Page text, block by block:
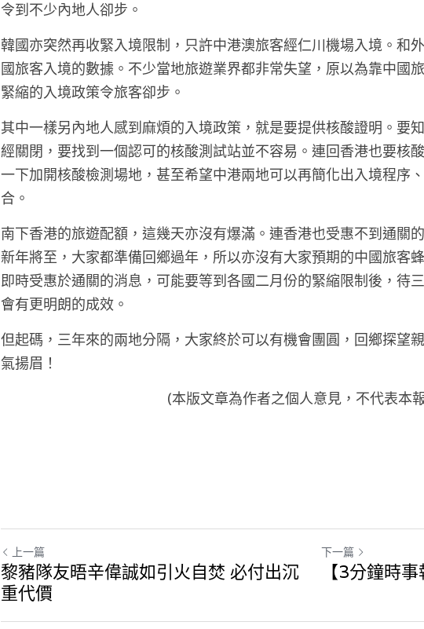
令到不少內地人卻步。
韓國亦突然再收緊入境限制，只許中港澳旅客經仁川機場入境。和
國旅客入境的數據。不少當地旅遊業界都非常失望，原以為靠中國
緊縮的入境政策令旅客卻步。
其中一樣另內地人感到麻煩的入境政策，就是要提供核酸證明。要
經關閉，要找到一個認可的核酸測試站並不容易。連回香港也要核
一下加開核酸檢測場地，甚至希望中港兩地可以再簡化出入境程序
合。
南下香港的旅遊配額，這幾天亦沒有爆滿。連香港也受惠不到通關
新年將至，大家都準備回鄉過年，所以亦沒有大家預期的中國旅客
即時受惠於通關的消息，可能要等到各國二月份的緊縮限制後，待
會有更明朗的成效。
但起碼，三年來的兩地分隔，大家終於可以有機會團圓，回鄉探望
氣揚眉！
(本版文章為作者之個人意見，不代表本
上一篇
黎豬隊友晤辛偉誠如引火自焚 必付出沉
重代價
下一篇
【3分鐘時